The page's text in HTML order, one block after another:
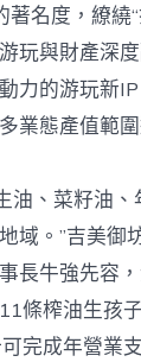
名度，繚繞
玩與財產深
力的游玩新
業態產值範
、菜籽油
域。”吉美
長牛強先容
條榨油生孩
完成年營業